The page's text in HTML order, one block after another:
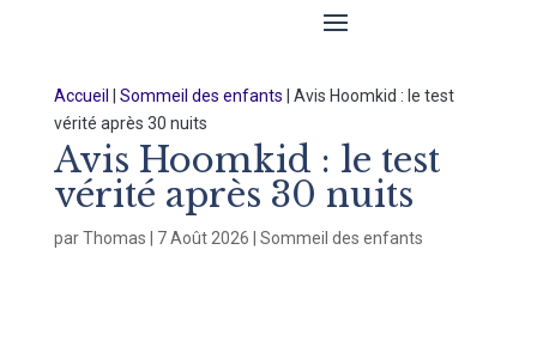
Accueil Sommeil des enfants
Avis Hoomkid : le test
vérité après 30 nuits
Avis Hoomkid : le test
vérité après 30 nuits
parThomas 7 Août 2026 Sommeil des enfants